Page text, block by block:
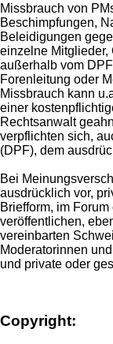
Missbrauch von
Beschimpfungen,
Beleidigungen
einzelne Mitglieder,
außerhalb vom
Forenleitung oder
Missbrauch kann
einer
Rechtsanwalt
verpflichten sich,
(DPF), dem
Bei
ausdrücklich vor,
Briefform, im
veröffentlichen,
vereinbarten
Moderatorinnen
und private oder
Copyright: